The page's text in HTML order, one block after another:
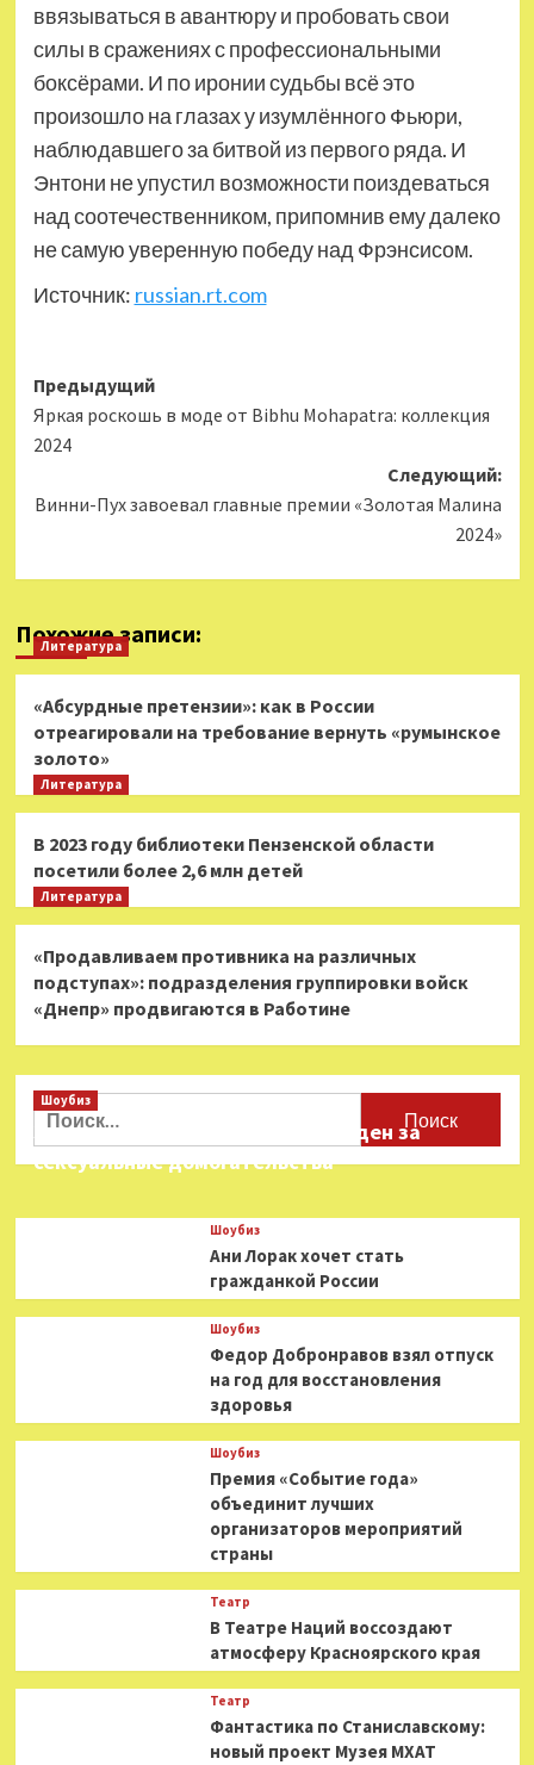
ввязываться в авантюру и пробовать свои
силы в сражениях с профессиональными
боксёрами. И по иронии судьбы всё это
произошло на глазах у изумлённого Фьюри,
наблюдавшего за битвой из первого ряда. И
Энтони не упустил возможности поиздеваться
над соотечественником, припомнив ему далеко
не самую уверенную победу над Фрэнсисом.
Источник: russian.rt.com
Навигация
записи
Предыдущий
Яркая роскошь в моде от Bibhu Mohapatra: коллекция
2024
Следующий:
Винни-Пух завоевал главные премии «Золотая Малина
2024»
Похожие записи:
Литература
«Абсурдные претензии»: как в России
отреагировали на требование вернуть «румынское
золото»
Литература
В 2023 году библиотеки Пензенской области
посетили более 2,6 млн детей
Литература
«Продавливаем противника на различных
подступах»: подразделения группировки войск
«Днепр» продвигаются в Работине
Найти:
Шоубиз
Звезда «Игры в кальмара» осужден за
сексуальные домогательства
Шоубиз
Ани Лорак хочет стать
гражданкой России
Шоубиз
Федор Добронравов взял отпуск
на год для восстановления
здоровья
Шоубиз
Премия «Событие года»
объединит лучших
организаторов мероприятий
страны
Театр
В Театре Наций воссоздают
атмосферу Красноярского края
Театр
Фантастика по Станиславскому:
новый проект Музея МХАТ